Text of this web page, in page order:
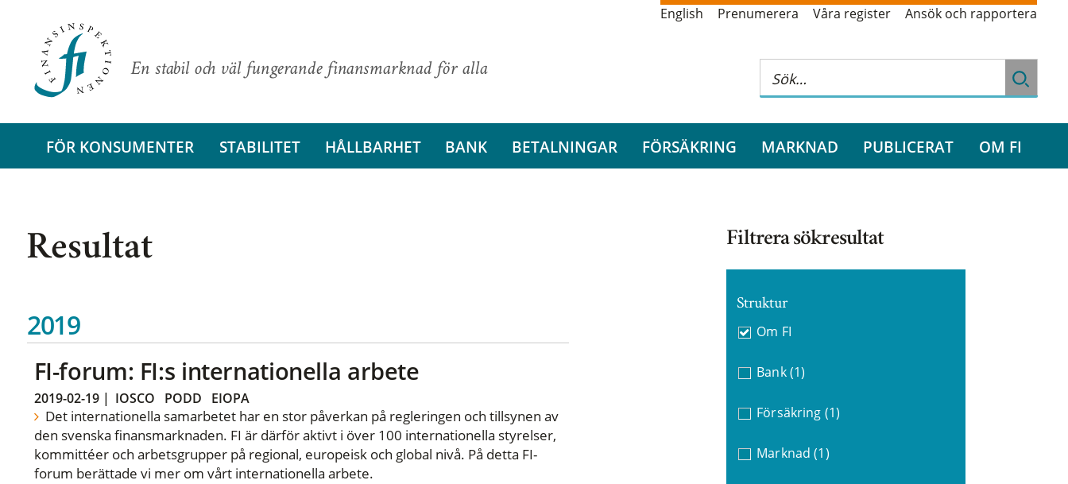
En stabil och väl fungerande finansmarknad för alla
English Prenumerera Våra register Ansök och rapportera
FÖR KONSUMENTER STABILITET HÅLLBARHET BANK BETALNINGAR FÖRSÄKRING MARKNAD PUBLICERAT OM FI
Resultat
2019
FI-forum: FI:s internationella arbete
2019-02-19| IOSCO PODD EIOPA
Det internationella samarbetet har en stor påverkan på regleringen och tillsynen av
den svenska finansmarknaden. FI är därför aktivt i över 100 internationella styrelser,
kommittéer och arbetsgrupper på regional, europeisk och global nivå. På detta FI-
forum berättade vi mer om vårt internationella arbete.
Filtrera sökresultat
Struktur
Om FI
Bank (1)
Försäkring (1)
Marknad (1)